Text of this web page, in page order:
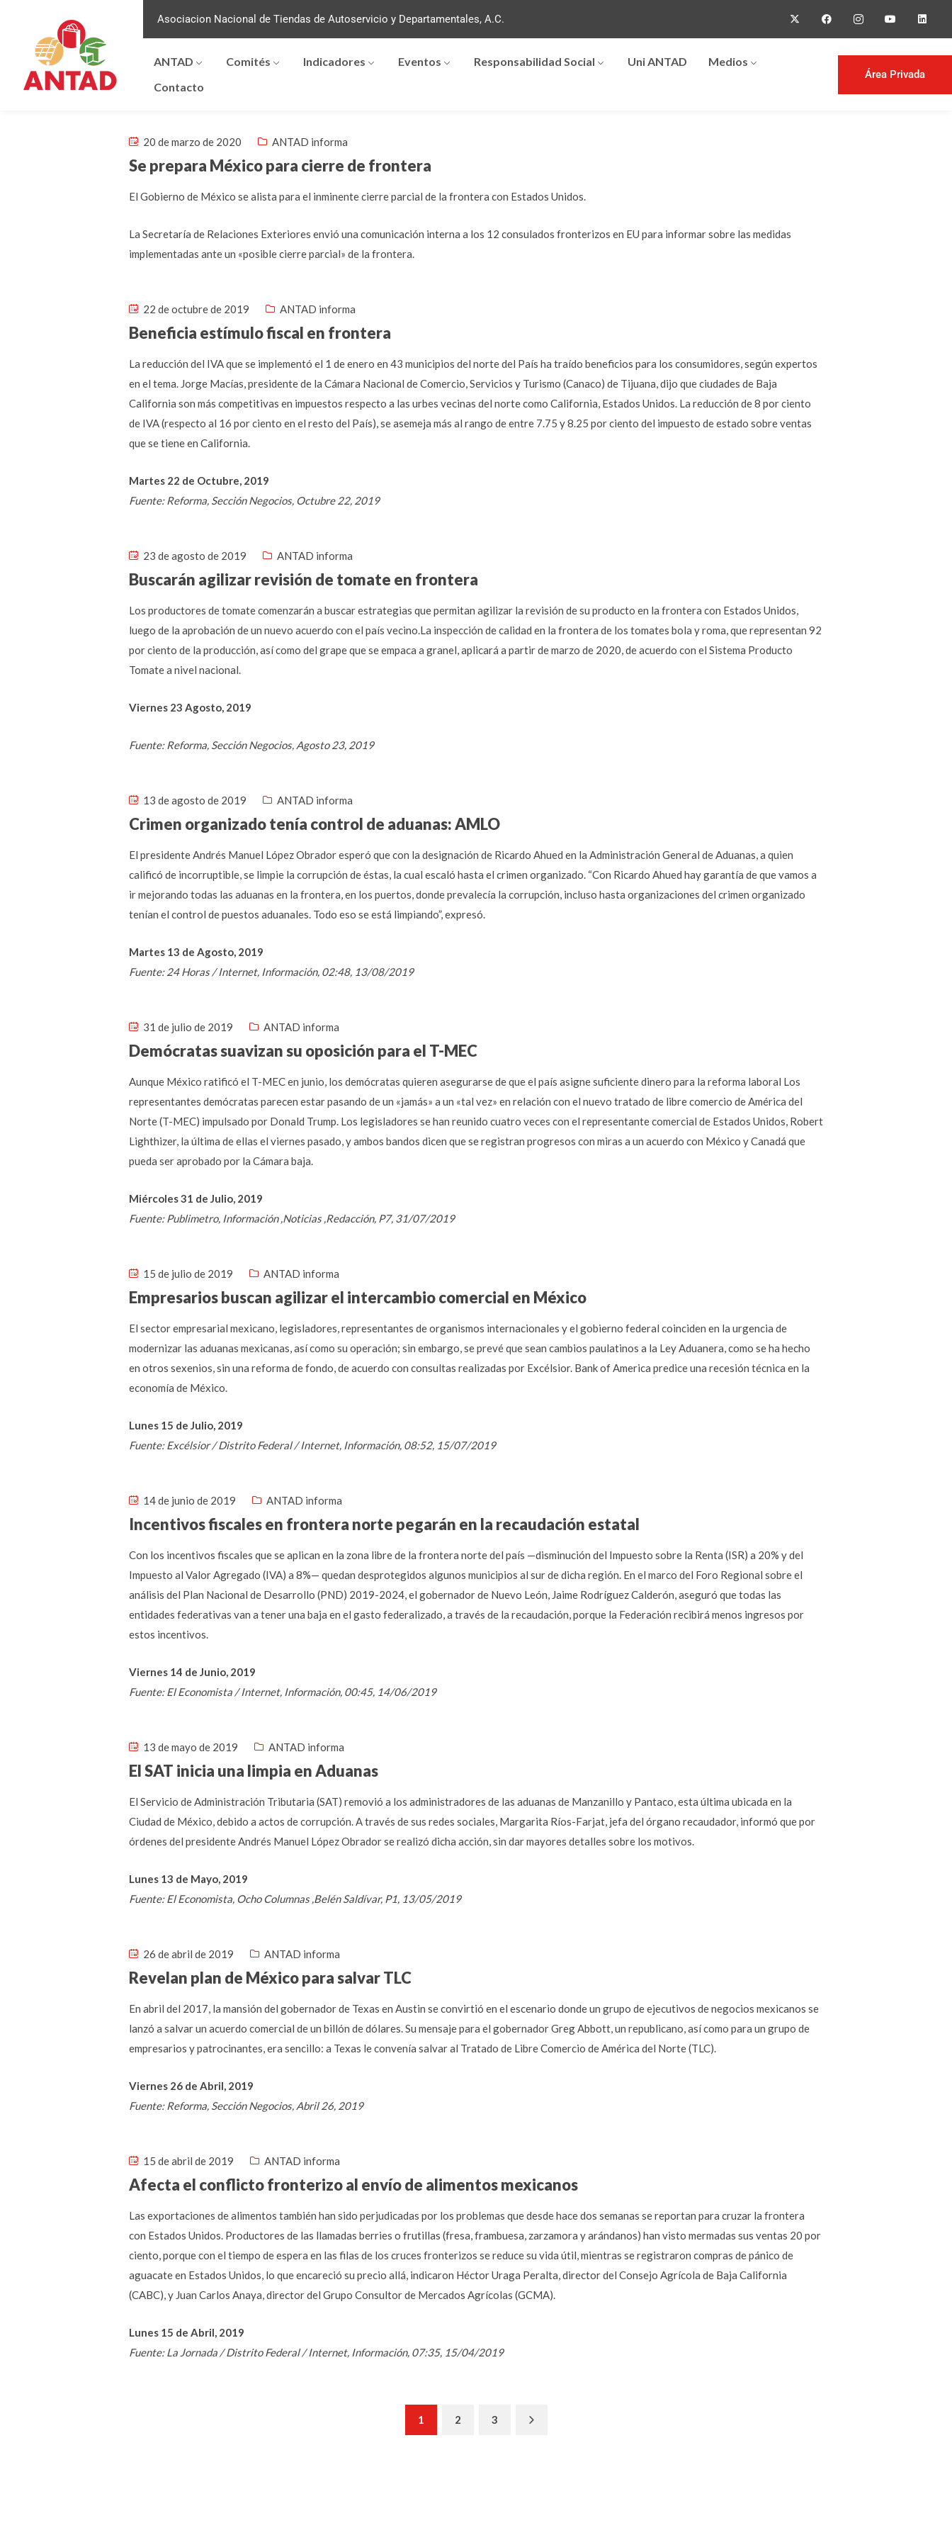
Asociacion Nacional de Tiendas de Autoservicio y Departamentales, A.C.
ANTAD Comités Indicadores Eventos Responsabilidad Social Uni ANTAD
Medios
Contacto
Área Privada
20 de marzo de 2020 ANTAD informa
Se prepara México para cierre de frontera
El Gobierno de México se alista para el inminente cierre parcial de la frontera con Estados Unidos.
La Secretaría de Relaciones Exteriores envió una comunicación interna a los 12 consulados fronterizos en EU para informar sobre las medidas
implementadas ante un «posible cierre parcial» de la frontera.
22 de octubre de 2019 ANTAD informa
Beneficia estímulo fiscal en frontera
La reducción del IVA que se implementó el 1 de enero en 43 municipios del norte del País ha traído beneficios para los consumidores, según expertos
en el tema. Jorge Macías, presidente de la Cámara Nacional de Comercio, Servicios y Turismo (Canaco) de Tijuana, dijo que ciudades de Baja
California son más competitivas en impuestos respecto a las urbes vecinas del norte como California, Estados Unidos. La reducción de 8 por ciento
de IVA (respecto al 16 por ciento en el resto del País), se asemeja más al rango de entre 7.75 y 8.25 por ciento del impuesto de estado sobre ventas
que se tiene en California.
Martes 22 de Octubre, 2019
Fuente: Reforma, Sección Negocios, Octubre 22, 2019
23 de agosto de 2019 ANTAD informa
Buscarán agilizar revisión de tomate en frontera
Los productores de tomate comenzarán a buscar estrategias que permitan agilizar la revisión de su producto en la frontera con Estados Unidos,
luego de la aprobación de un nuevo acuerdo con el país vecino.La inspección de calidad en la frontera de los tomates bola y roma, que representan 92
por ciento de la producción, así como del grape que se empaca a granel, aplicará a partir de marzo de 2020, de acuerdo con el Sistema Producto
Tomate a nivel nacional.
Viernes 23 Agosto, 2019
Fuente: Reforma, Sección Negocios, Agosto 23, 2019
13 de agosto de 2019 ANTAD informa
Crimen organizado tenía control de aduanas: AMLO
El presidente Andrés Manuel López Obrador esperó que con la designación de Ricardo Ahued en la Administración General de Aduanas, a quien
calificó de incorruptible, se limpie la corrupción de éstas, la cual escaló hasta el crimen organizado. “Con Ricardo Ahued hay garantía de que vamos a
ir mejorando todas las aduanas en la frontera, en los puertos, donde prevalecía la corrupción, incluso hasta organizaciones del crimen organizado
tenían el control de puestos aduanales. Todo eso se está limpiando”, expresó.
Martes 13 de Agosto, 2019
Fuente: 24 Horas / Internet, Información, 02:48, 13/08/2019
31 de julio de 2019 ANTAD informa
Demócratas suavizan su oposición para el T-MEC
Aunque México ratificó el T-MEC en junio, los demócratas quieren asegurarse de que el país asigne suficiente dinero para la reforma laboral Los
representantes demócratas parecen estar pasando de un «jamás» a un «tal vez» en relación con el nuevo tratado de libre comercio de América del
Norte (T-MEC) impulsado por Donald Trump. Los legisladores se han reunido cuatro veces con el representante comercial de Estados Unidos, Robert
Lighthizer, la última de ellas el viernes pasado, y ambos bandos dicen que se registran progresos con miras a un acuerdo con México y Canadá que
pueda ser aprobado por la Cámara baja.
Miércoles 31 de Julio, 2019
Fuente: Publimetro, Información ,Noticias ,Redacción, P7, 31/07/2019
15 de julio de 2019 ANTAD informa
Empresarios buscan agilizar el intercambio comercial en México
El sector empresarial mexicano, legisladores, representantes de organismos internacionales y el gobierno federal coinciden en la urgencia de
modernizar las aduanas mexicanas, así como su operación; sin embargo, se prevé que sean cambios paulatinos a la Ley Aduanera, como se ha hecho
en otros sexenios, sin una reforma de fondo, de acuerdo con consultas realizadas por Excélsior. Bank of America predice una recesión técnica en la
economía de México.
Lunes 15 de Julio, 2019
Fuente: Excélsior / Distrito Federal / Internet, Información, 08:52, 15/07/2019
14 de junio de 2019 ANTAD informa
Incentivos fiscales en frontera norte pegarán en la recaudación estatal
Con los incentivos fiscales que se aplican en la zona libre de la frontera norte del país —disminución del Impuesto sobre la Renta (ISR) a 20% y del
Impuesto al Valor Agregado (IVA) a 8%— quedan desprotegidos algunos municipios al sur de dicha región. En el marco del Foro Regional sobre el
análisis del Plan Nacional de Desarrollo (PND) 2019-2024, el gobernador de Nuevo León, Jaime Rodríguez Calderón, aseguró que todas las
entidades federativas van a tener una baja en el gasto federalizado, a través de la recaudación, porque la Federación recibirá menos ingresos por
estos incentivos.
Viernes 14 de Junio, 2019
Fuente: El Economista / Internet, Información, 00:45, 14/06/2019
13 de mayo de 2019 ANTAD informa
El SAT inicia una limpia en Aduanas
El Servicio de Administración Tributaria (SAT) removió a los administradores de las aduanas de Manzanillo y Pantaco, esta última ubicada en la
Ciudad de México, debido a actos de corrupción. A través de sus redes sociales, Margarita Ríos-Farjat, jefa del órgano recaudador, informó que por
órdenes del presidente Andrés Manuel López Obrador se realizó dicha acción, sin dar mayores detalles sobre los motivos.
Lunes 13 de Mayo, 2019
Fuente: El Economista, Ocho Columnas ,Belén Saldívar, P1, 13/05/2019
26 de abril de 2019 ANTAD informa
Revelan plan de México para salvar TLC
En abril del 2017, la mansión del gobernador de Texas en Austin se convirtió en el escenario donde un grupo de ejecutivos de negocios mexicanos se
lanzó a salvar un acuerdo comercial de un billón de dólares. Su mensaje para el gobernador Greg Abbott, un republicano, así como para un grupo de
empresarios y patrocinantes, era sencillo: a Texas le convenía salvar al Tratado de Libre Comercio de América del Norte (TLC).
Viernes 26 de Abril, 2019
Fuente: Reforma, Sección Negocios, Abril 26, 2019
15 de abril de 2019 ANTAD informa
Afecta el conflicto fronterizo al envío de alimentos mexicanos
Las exportaciones de alimentos también han sido perjudicadas por los problemas que desde hace dos semanas se reportan para cruzar la frontera
con Estados Unidos. Productores de las llamadas berries o frutillas (fresa, frambuesa, zarzamora y arándanos) han visto mermadas sus ventas 20 por
ciento, porque con el tiempo de espera en las filas de los cruces fronterizos se reduce su vida útil, mientras se registraron compras de pánico de
aguacate en Estados Unidos, lo que encareció su precio allá, indicaron Héctor Uraga Peralta, director del Consejo Agrícola de Baja California
(CABC), y Juan Carlos Anaya, director del Grupo Consultor de Mercados Agrícolas (GCMA).
Lunes 15 de Abril, 2019
Fuente: La Jornada / Distrito Federal / Internet, Información, 07:35, 15/04/2019
1 2 3